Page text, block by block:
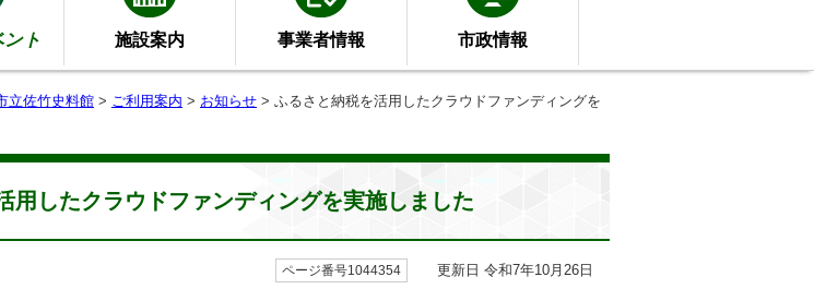
ント 施設案内 事業者情報 市政情報
立佐竹史料館 > ご利用案内 > お知らせ > ふるさと納税を活用したクラウドファンディングを
用したクラウドファンディングを実施しました
ページ番号1044354 更新日 令和7年10月26日